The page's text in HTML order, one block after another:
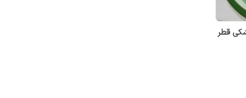
ساعت دیواری کودک طرح پو مشکی قطر